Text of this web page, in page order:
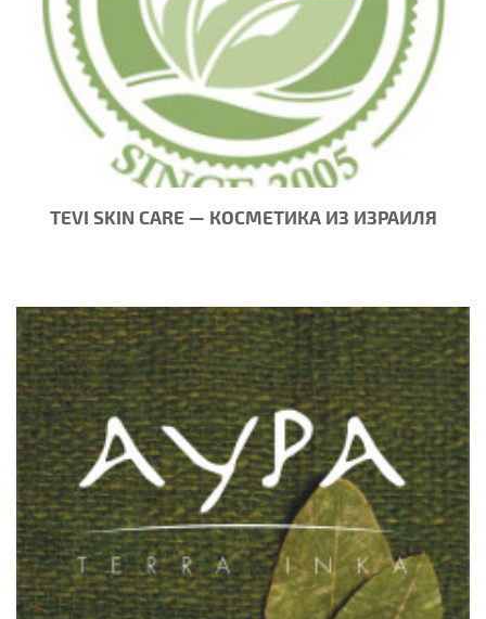
TEVI SKIN CARE — КОСМЕТИКА ИЗ ИЗРАИЛЯ